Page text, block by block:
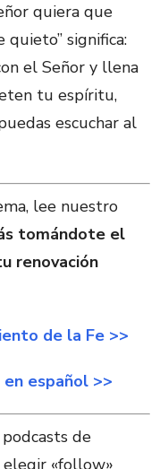
quiera que
quieto” significa:
el Señor y llena
tu espíritu,
escuchar al
lee nuestro
tomándote el
renovación
de la Fe >>
en español >>
de
«follow»